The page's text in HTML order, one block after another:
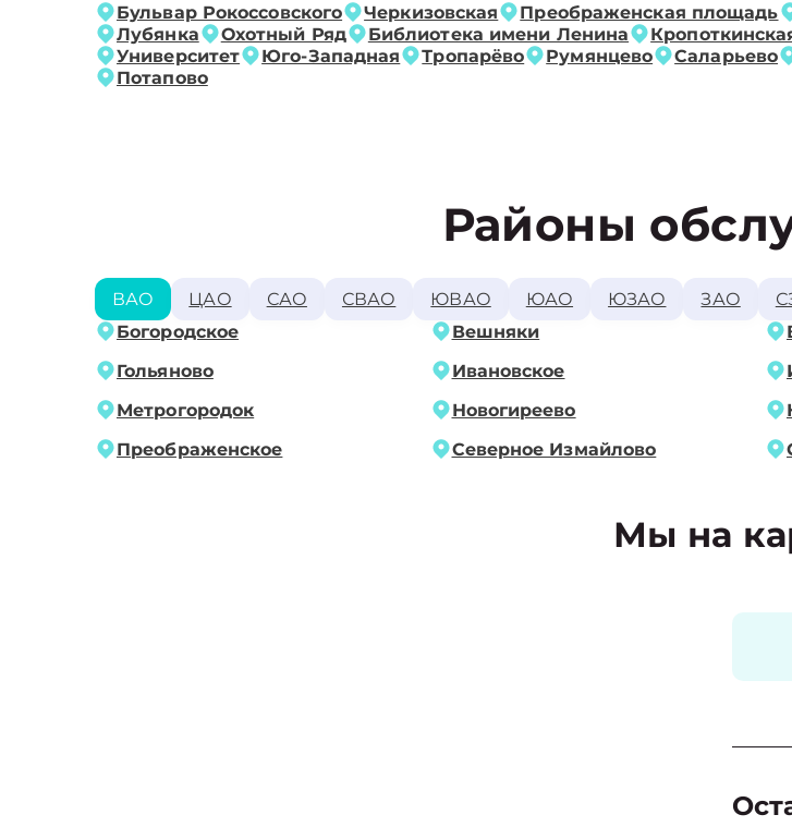
Бульвар Рокоссовского Черкизовская Преображенская площадь
Лубянка
Охотный Ряд Библиотека имени Ленина
Университет
Юго-Западная Тропарёво Румянцево Саларьево
Потапово
Районы
ВАО ЦАО САО СВАО ЮВАО ЮАО ЮЗАО ЗАО
Богородское
Вешняки
Гольяново
Ивановское
Метрогородок
Новогиреево
Преображенское
Северное Измайлово
Мы на